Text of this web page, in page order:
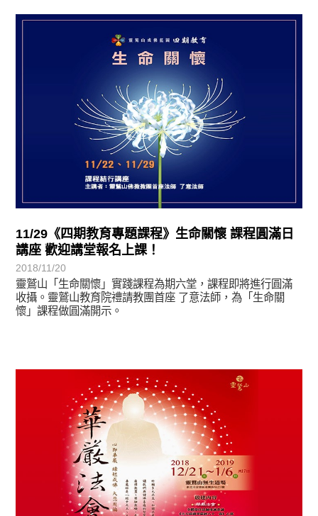
11/29《四期教育專題課程》生命關懷 課程圓滿日
講座 歡迎講堂報名上課！
2018/11/20
靈鷲山「生命關懷」實踐課程為期六堂，課程即將進行圓滿
收攝。靈鷲山教育院禮請教團首座 了意法師，為「生命關
懷」課程做圓滿開示。
最新消息